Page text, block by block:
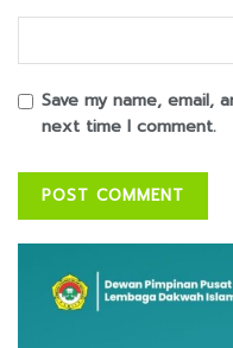
Save my name, email,
next time I comment.